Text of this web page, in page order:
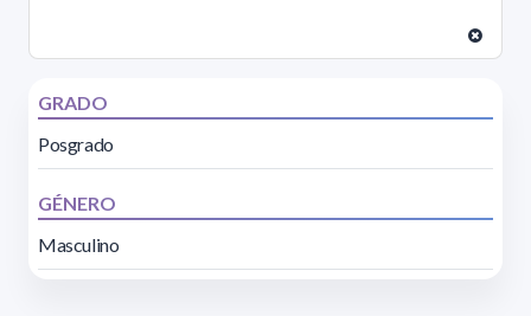
GRADO
Posgrado
GÉNERO
Masculino